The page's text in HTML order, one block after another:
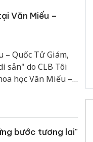
Văn Miếu –
– Quốc Tử Giám,
sản" do CLB Tôi
học Văn Miếu –
bước tương lai"
chủ mưu đường dây